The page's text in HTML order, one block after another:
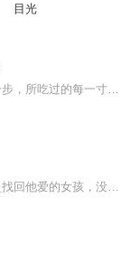
目光